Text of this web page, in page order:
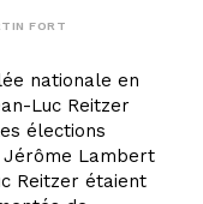
FORT
nationale en
Luc Reitzer
élections
Jérôme Lambert
Reitzer étaient